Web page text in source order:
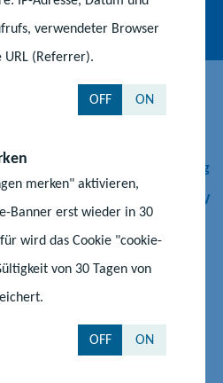
verwendeter Browser
URL (Referrer).
OFF ON
merken" aktivieren,
Banner erst wieder in 30
wird das Cookie "cookie-
von 30 Tagen von
OFF ON
(Kubi-Atlas)
ausgerichtete Datenbank
nach ergänzenden Angeboten
Bildung in M-V.
- Fachstelle für kulturelle Bildung
kulturelle Bildung MV